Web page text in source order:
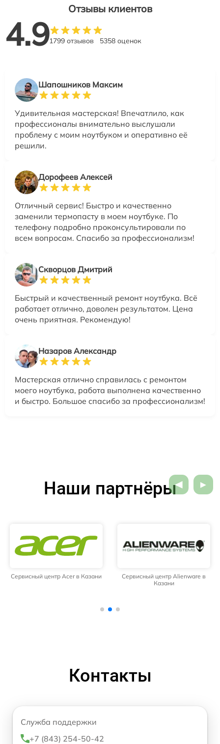
Отзывы клиентов
4.91799 отзывов 5358 оценок
Шапошников Максим
Удивительная мастерская! Впечатлило, как
профессионалы внимательно выслушали
проблему с моим ноутбуком и оперативно её
решили.
Дорофеев Алексей
Отличный сервис! Быстро и качественно
заменили термопасту в моем ноутбуке. По
телефону подробно проконсультировали по
всем вопросам. Спасибо за профессионализм!
Скворцов Дмитрий
Быстрый и качественный ремонт ноутбука. Всё
работает отлично, доволен результатом. Цена
очень приятная. Рекомендую!
Назаров Александр
Мастерская отлично справилась с ремонтом
моего ноутбука, работа выполнена качественно
и быстро. Большое спасибо за профессионализм!
Наши партнёры
Сервисный центр Acer в Казани
Сервисный центр Alienware в
Казани
Контакты
Служба поддержки
+7 (843) 254-50-42